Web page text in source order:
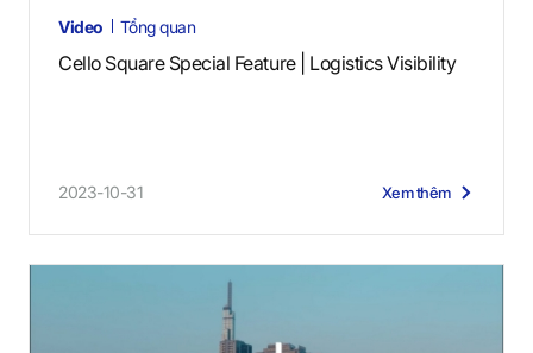
Video Tổng quan
Cello Square Special Feature | Logistics Visibility
2023-10-31 Xem thêm